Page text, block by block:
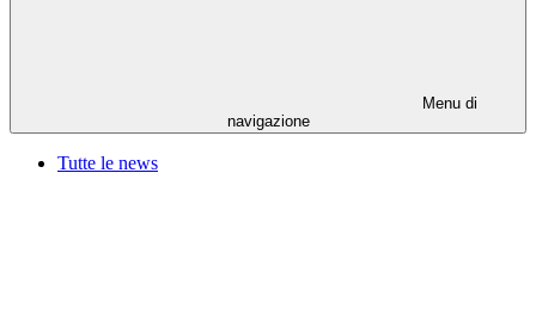
Menu di
navigazione
Tutte le news